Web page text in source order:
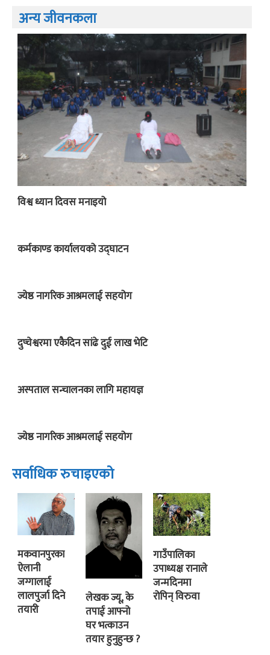
अन्य जीवनकला
विश्व ध्यान दिवस मनाइयो
कर्मकाण्ड कार्यालयको उद्घाटन
ज्येष्ठ नागरिक आश्रमलाई सहयोग
दुप्चेश्वरमा एकैदिन सांढे दुई लाख भेटि
अस्पताल सन्चालनका लागि महायज्ञ
ज्येष्ठ नागरिक आश्रमलाई सहयोग
सर्वाधिक रुचाइएको
मकवानपुरका
ऐलानी
जग्गालाई
लालपुर्जा दिने
तयारी
लेखक ज्यू, के
तपाई आफ्नो
घर भत्काउन
तयार हुनुहुन्छ ?
गाउँपालिका
उपाध्यक्ष रानाले
जन्मदिनमा
रोपिन् विरुवा